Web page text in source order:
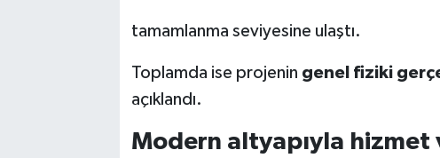
tamamlanma seviyesine ulaştı.
Toplamda ise projenin genel fiziki
açıklandı.
Modern altyapıyla hizmet